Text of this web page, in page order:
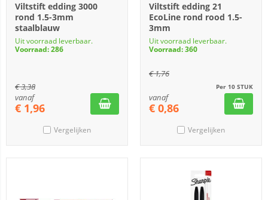
Viltstift edding 3000
rond 1.5-3mm
staalblauw
Uit voorraad leverbaar.
Voorraad: 286
€3,38
vanaf
€ 1,96
Vergelijken
Viltstift edding 21
EcoLine rond rood 1.5-
3mm
Uit voorraad leverbaar.
Voorraad: 360
€1,76
Per 10 STUK
vanaf
€ 0,86
Vergelijken